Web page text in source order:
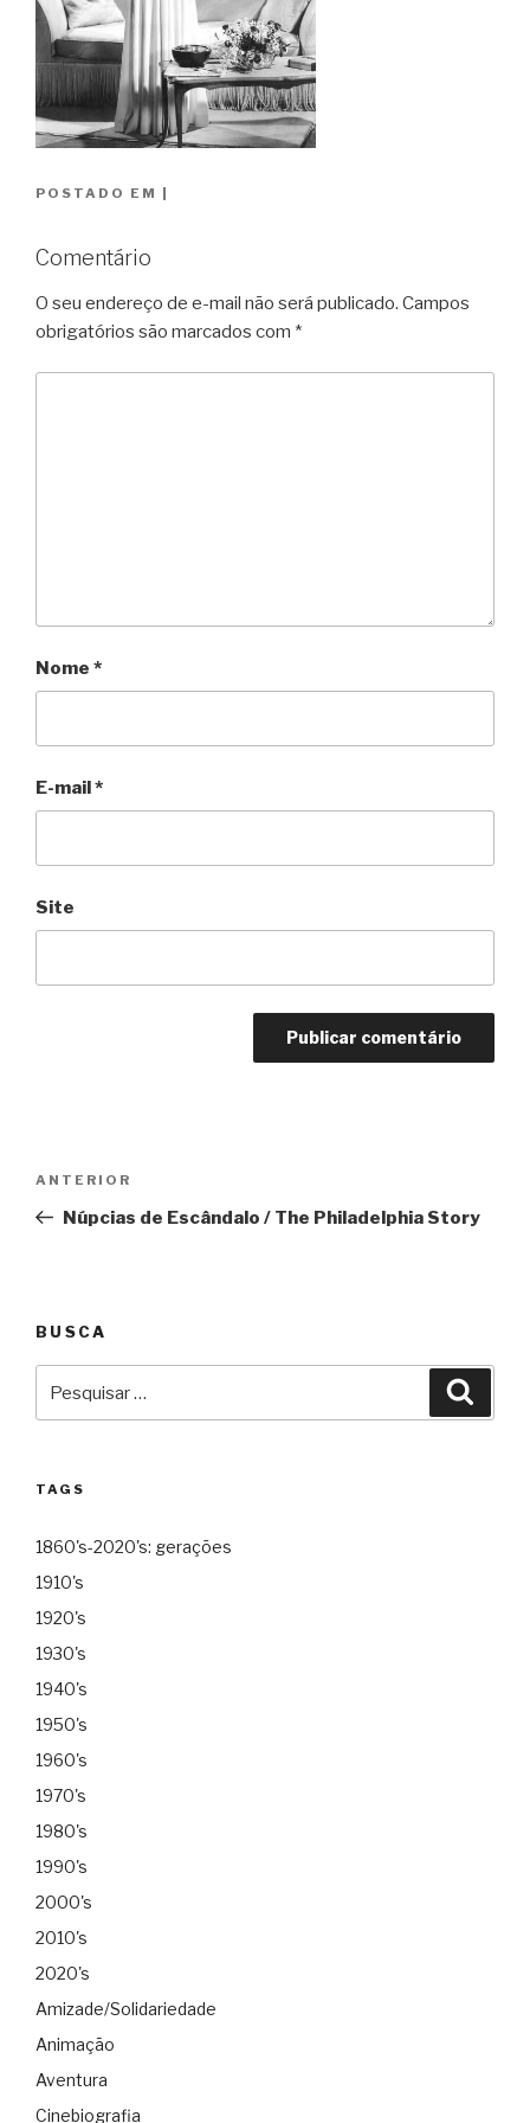
POSTADO EM
Comentário
O seu endereço de e-mail não será publicado. Campos
obrigatórios são marcados com *
Nome *
E-mail*
Site
Post
Anterior
ANTERIOR
Núpcias de Escândalo / The Philadelphia Story
BUSCA
por:
TAGS
1860's-2020's: gerações
1910's
1920's
1930's
1940's
1950's
1960's
1970's
1980's
1990's
2000's
2010's
2020's
Amizade/Solidariedade
Animação
Aventura
Cinebiografia